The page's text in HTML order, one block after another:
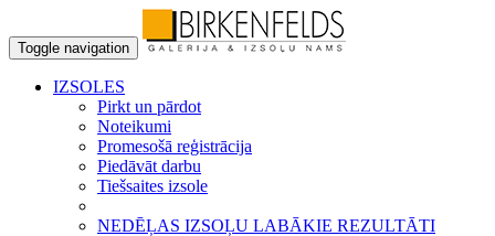
Toggle navigation
IZSOLES
Pirkt un pārdot
Noteikumi
Promesošā reģistrācija
Piedāvāt darbu
Tiešsaites izsole
NEDĒĻAS IZSOĻU LABĀKIE REZULTĀTI